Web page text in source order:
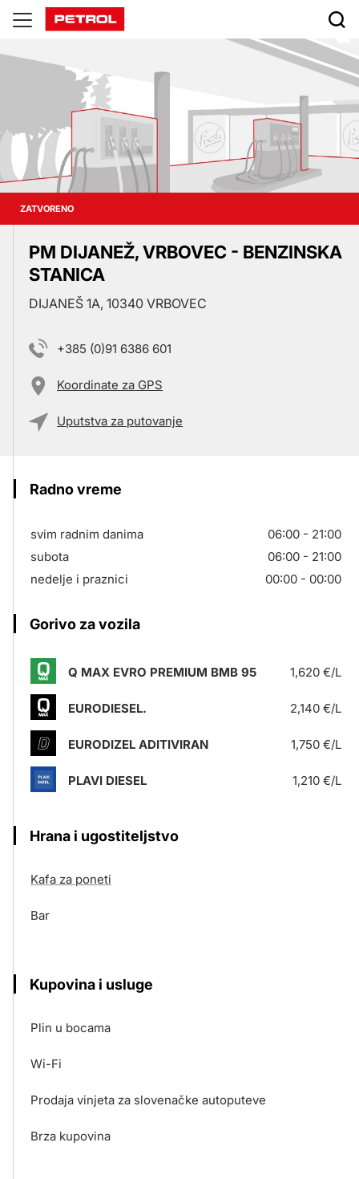
Prodajna
mesta
ZATVORENO
PM DIJANEŽ, VRBOVEC - BENZINSKA
STANICA
DIJANEŠ 1A, 10340 VRBOVEC
+385 (0)91 6386 601
Koordinate za GPS
Uputstva za putovanje
Radno vreme
svim radnim danima
06:00 - 21:00
subota
06:00 - 21:00
nedelje i praznici
00:00 - 00:00
Gorivo za vozila
Q MAX EVRO PREMIUM BMB 95 1,620 €/L
EURODIESEL. 2,140 €/L
EURODIZEL ADITIVIRAN 1,750 €/L
PLAVI DIESEL 1,210 €/L
Hrana i ugostiteljstvo
Kafa za poneti
Bar
Kupovina i usluge
Plin u bocama
Wi-Fi
Prodaja vinjeta za slovenačke autoputeve
Brza kupovina